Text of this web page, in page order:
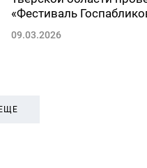
«Фестиваль
09.03.2026